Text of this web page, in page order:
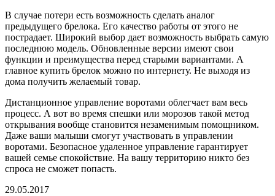
В случае потери есть возможность сделать аналог
предыдущего брелока. Его качество работы от этого не
пострадает. Широкий выбор дает возможность выбрать самую
последнюю модель. Обновленные версии имеют свои
функции и преимущества перед старыми вариантами. А
главное купить брелок можно по интернету. Не выходя из
дома получить желаемый товар.
Дистанционное управление воротами облегчает вам весь
процесс. А вот во время спешки или морозов такой метод
открывания вообще становится незаменимым помощником.
Даже ваши малыши смогут участвовать в управлении
воротами. Безопасное удаленное управление гарантирует
вашей семье спокойствие. На вашу территорию никто без
спроса не сможет попасть.
29.05.2017